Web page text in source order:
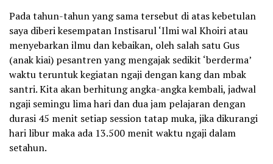
Pada tahun-tahun yang sama tersebut di atas kebetulan
saya diberi kesempatan Instisarul ‘Ilmi wal Khoiri atau
menyebarkan ilmu dan kebaikan, oleh salah satu Gus
(anak kiai) pesantren yang mengajak sedikit ‘berderma’
waktu teruntuk kegiatan ngaji dengan kang dan mbak
santri. Kita akan berhitung angka-angka kembali, jadwal
ngaji semingu lima hari dan dua jam pelajaran dengan
durasi 45 menit setiap session tatap muka, jika dikurangi
hari libur maka ada 13.500 menit waktu ngaji dalam
setahun.